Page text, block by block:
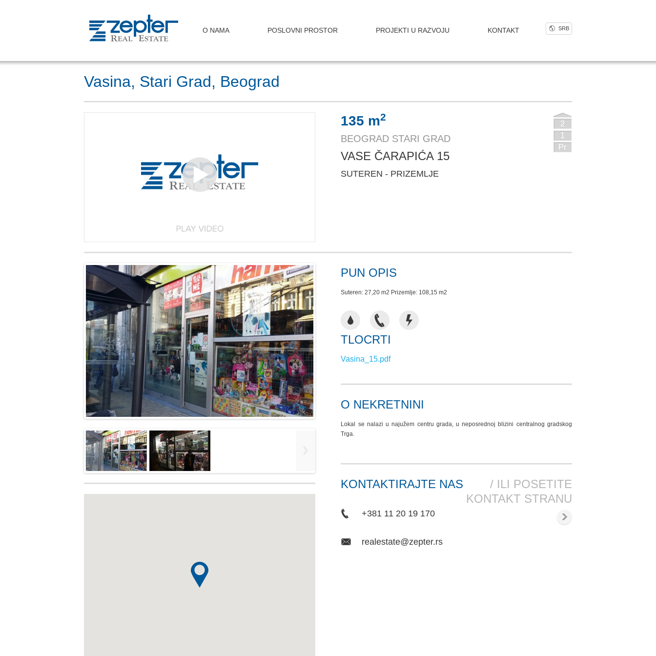
O NAMA POSLOVNI PROSTOR PROJEKTI U RAZVOJU KONTAKT SRB
Vasina, Stari Grad, Beograd
135 m2
BEOGRAD STARI GRAD
VASE ČARAPIĆA 15
SUTEREN - PRIZEMLJE
2
1
Pr
PUN OPIS
Suteren: 27,20 m2 Prizemlje: 108,15 m2
TLOCRTI
Vasina_15.pdf
O NEKRETNINI
Lokal se nalazi u najužem centru grada, u neposrednoj blizini centralnog gradskog
Trga.
KONTAKTIRAJTE NAS
/ ILI POSETITE
KONTAKT STRANU
+381 11 20 19 170
realestate@zepter.rs